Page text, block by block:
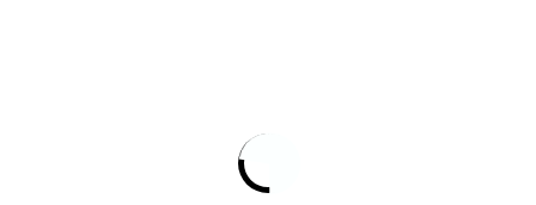
«Газпром» прокомментировал прокачку газа в